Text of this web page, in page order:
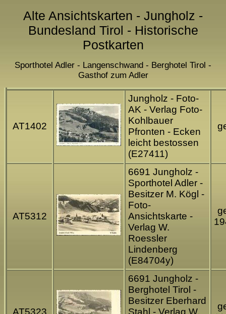
Alte Ansichtskarten - Jungholz -
Bundesland Tirol - Historische
Postkarten
Sporthotel Adler - Langenschwand - Berghotel Tirol -
Gasthof zum Adler
AT1402
Jungholz - Foto-
AK - Verlag Foto-
Kohlbauer
Pfronten - Ecken
leicht bestossen
(E27411)
AT5312
6691 Jungholz -
Sporthotel Adler -
Besitzer M. Kögl -
Foto-
Ansichtskarte -
Verlag W.
Roessler
Lindenberg
(E84704y)
AT5323
6691 Jungholz -
Berghotel Tirol -
Besitzer Eberhard
Stahl - Verlag W.